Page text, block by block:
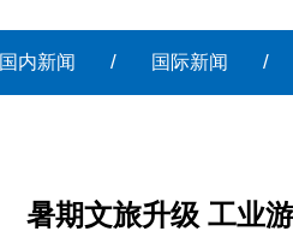
国内新闻 / 国际新闻 /
暑期文旅升级 工业